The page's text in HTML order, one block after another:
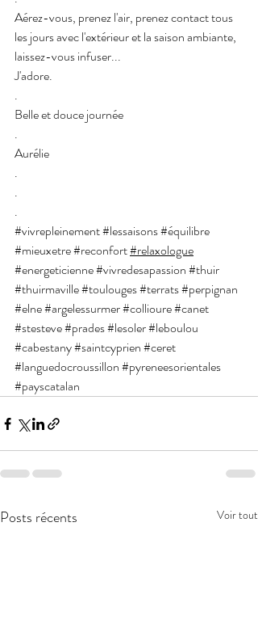
Aérez-vous, prenez l'air, prenez contact tous
les jours avec l'extérieur et la saison ambiante,
laissez-vous infuser...
J'adore.
.
Belle et douce journée
.
Aurélie
.
.
.
#vivrepleinement#lessaisons#équilibre
#mieuxetre#reconfort#relaxologue
#energeticienne#vivredesapassion#thuir
#thuirmaville#toulouges#terrats#perpignan
#elne#argelessurmer#collioure#canet
#stesteve#prades#lesoler#leboulou
#cabestany#saintcyprien#ceret
#languedocroussillon#pyreneesorientales
#payscatalan
Posts récents Voir tout